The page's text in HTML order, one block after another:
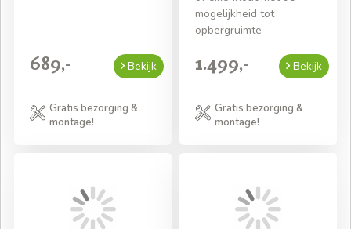
689,- Bekijk
Gratis bezorging &
montage!
mogelijkheid tot
opbergruimte
1.499,- Bekijk
Gratis bezorging &
montage!